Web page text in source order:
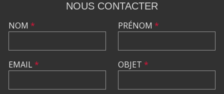
NOUS CONTACTER
NOM *
EMAIL*
PRÉNOM *
OBJET *